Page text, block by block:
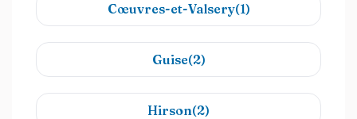
Cœuvres-et-Valsery(1)
Guise(2)
Hirson(2)